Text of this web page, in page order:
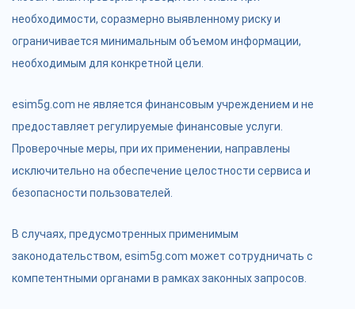
необходимости, соразмерно выявленному риску и
ограничивается минимальным объемом информации,
необходимым для конкретной цели.
esim5g.com не является финансовым учреждением и не
предоставляет регулируемые финансовые услуги.
Проверочные меры, при их применении, направлены
исключительно на обеспечение целостности сервиса и
безопасности пользователей.
В случаях, предусмотренных применимым
законодательством, esim5g.com может сотрудничать с
компетентными органами в рамках законных запросов.